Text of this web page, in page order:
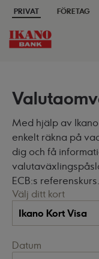
PRIVAT FÖRETAG
Med hjälp av
enkelt räkna på
dig och få
ECB:s referenskurs.
Välj ditt kort
Datum